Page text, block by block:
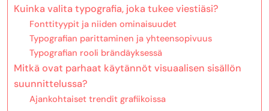
Kuinka valita typografia, joka tukee viestiäsi?
Fonttityypit ja niiden ominaisuudet
Typografian parittaminen ja yhteensopivuus
Typografian rooli brändäyksessä
Mitkä ovat parhaat käytännöt visuaalisen sisällön
suunnittelussa?
Ajankohtaiset trendit grafiikoissa